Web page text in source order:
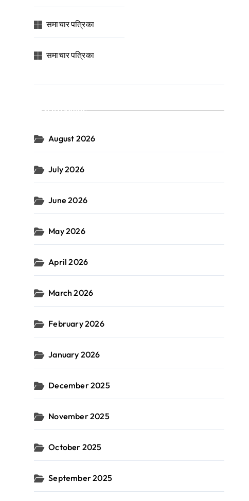
समाचार पत्रिका
समाचार पत्रिका
Archives
August 2026
July 2026
June 2026
May 2026
April 2026
March 2026
February 2026
January 2026
December 2025
November 2025
October 2025
September 2025